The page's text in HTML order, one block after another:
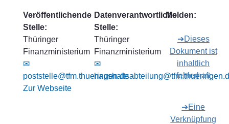
Veröffentlichende
Stelle:
Thüringer
Finanzministerium
✉
poststelle@tfm.thueringen.de
Zur Webseite
Datenverantwortliche
Stelle:
Thüringer
Finanzministerium
✉
Melden:
➔Dieses
Dokument ist
inhaltlich
fehlerhaft
➔Eine
Verknüpfung